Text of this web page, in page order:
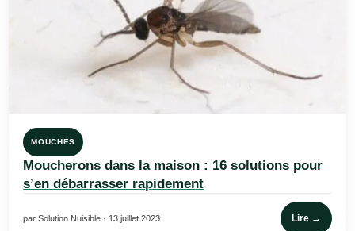
MOUCHES
Moucherons dans la maison : 16 solutions pour
s’en débarrasser rapidement
par Solution Nuisible · 13 juillet 2023 Lire →